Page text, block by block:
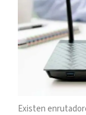
Existen